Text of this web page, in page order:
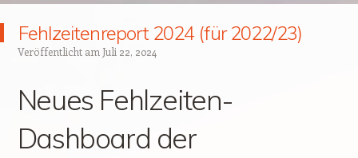
Fehlzeitenreport 2024 (für 2022/23)
Veröffentlicht am Juli 22, 2024
Neues Fehlzeiten-
Dashboard der